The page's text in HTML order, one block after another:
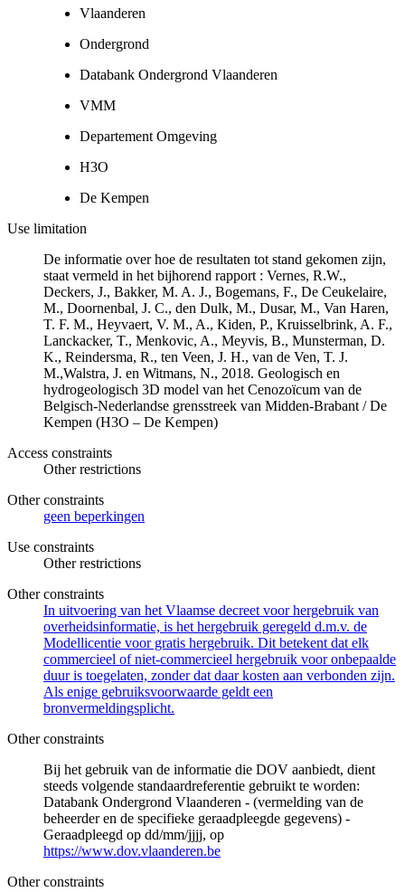
Vlaanderen
Ondergrond
Databank Ondergrond Vlaanderen
VMM
Departement Omgeving
H3O
De Kempen
Use limitation
De informatie over hoe de resultaten tot stand gekomen zijn,
staat vermeld in het bijhorend rapport : Vernes, R.W.,
Deckers, J., Bakker, M. A. J., Bogemans, F., De Ceukelaire,
M., Doornenbal, J. C., den Dulk, M., Dusar, M., Van Haren,
T. F. M., Heyvaert, V. M., A., Kiden, P., Kruisselbrink, A. F.,
Lanckacker, T., Menkovic, A., Meyvis, B., Munsterman, D.
K., Reindersma, R., ten Veen, J. H., van de Ven, T. J.
M.,Walstra, J. en Witmans, N., 2018. Geologisch en
hydrogeologisch 3D model van het Cenozoïcum van de
Belgisch-Nederlandse grensstreek van Midden-Brabant / De
Kempen (H3O – De Kempen)
Access constraints
Other restrictions
Other constraints
geen beperkingen
Use constraints
Other restrictions
Other constraints
In uitvoering van het Vlaamse decreet voor hergebruik van
overheidsinformatie, is het hergebruik geregeld d.m.v. de
Modellicentie voor gratis hergebruik. Dit betekent dat elk
commercieel of niet-commercieel hergebruik voor onbepaalde
duur is toegelaten, zonder dat daar kosten aan verbonden zijn.
Als enige gebruiksvoorwaarde geldt een
bronvermeldingsplicht.
Other constraints
Bij het gebruik van de informatie die DOV aanbiedt, dient
steeds volgende standaardreferentie gebruikt te worden:
Databank Ondergrond Vlaanderen - (vermelding van de
beheerder en de specifieke geraadpleegde gegevens) -
Geraadpleegd op dd/mm/jjjj, op
https://www.dov.vlaanderen.be
Other constraints